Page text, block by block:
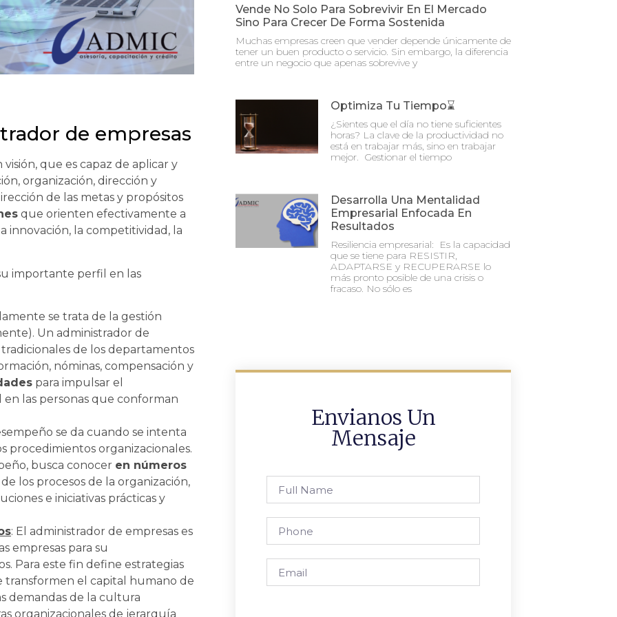
de empresas
que es capaz de aplicar y
organización, dirección y
de las metas y propósitos
que orienten efectivamente a
innovación, la competitividad, la
importante perfil en las
se trata de la gestión
Un administrador de
de los departamentos
nóminas, compensación y
para impulsar el
las personas que conforman
se da cuando se intenta
procedimientos organizacionales.
busca conocer en números
los procesos de la organización,
e iniciativas prácticas y
: El administrador de empresas es
empresas para su
Para este fin define estrategias
transformen el capital humano de
demandas de la cultura
organizacionales de jerarquía
Vende No Solo Para Sobrevivir En El Mercado
Sino Para Crecer De Forma Sostenida
Muchas empresas creen que vender depende únicamente de
tener un buen producto o servicio. Sin embargo, la diferencia
entre un negocio que apenas sobrevive y
Optimiza Tu Tiempo⌛
¿Sientes que el día no tiene suficientes
horas? La clave de la productividad no
está en trabajar más, sino en trabajar
mejor. Gestionar el tiempo
Desarrolla Una Mentalidad
Empresarial Enfocada En
Resultados
Resiliencia empresarial: Es la capacidad
que se tiene para RESISTIR,
ADAPTARSE y RECUPERARSE lo
más pronto posible de una crisis o
fracaso. No sólo es
Envianos Un
Mensaje